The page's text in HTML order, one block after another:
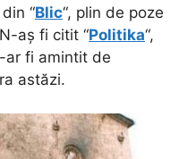
“Blic“, plin de poze
aș fi citit “Politika“,
ar fi amintit de
astăzi.